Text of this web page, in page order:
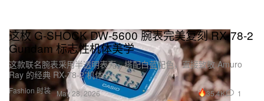
Fashion 时装
这枚 G‑SHOCK DW‑5600 腕表完美复刻 RX‑78‑2
Gundam 标志性机体美学
这款联名腕表采用半透明表壳，搭配白蓝配色，直接致敬 Amuro
Ray 的经典 RX‑78‑2 机体。
May 28, 2026 35.4K 1